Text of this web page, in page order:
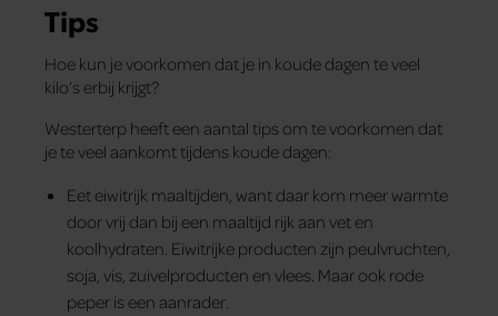
Tips
Hoe kun je voorkomen dat je in koude dagen te veel
kilo’s erbij krijgt?
Westerterp heeft een aantal tips om te voorkomen dat
je te veel aankomt tijdens koude dagen:
Eet eiwitrijk maaltijden, want daar kom meer warmte
door vrij dan bij een maaltijd rijk aan vet en
koolhydraten. Eiwitrijke producten zijn peulvruchten,
soja, vis, zuivelproducten en vlees. Maar ook rode
peper is een aanrader.